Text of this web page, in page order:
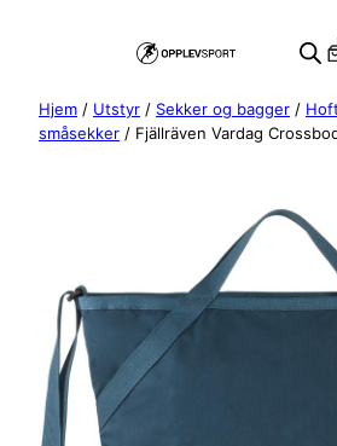
Hjem / Utstyr / Sekker og bagger /
småsekker / Fjällräven Vardag